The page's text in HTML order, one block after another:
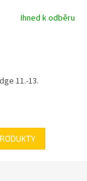
Ihned k odběru
11.-13.